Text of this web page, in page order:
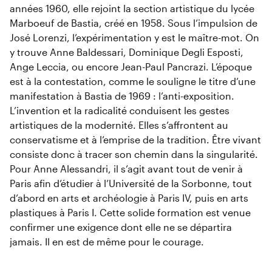
années 1960, elle rejoint la section artistique du lycée
Marboeuf de Bastia, créé en 1958. Sous l’impulsion de
José Lorenzi, l’expérimentation y est le maître-mot. On
y trouve Anne Baldessari, Dominique Degli Esposti,
Ange Leccia, ou encore Jean-Paul Pancrazi. L’époque
est à la contestation, comme le souligne le titre d’une
manifestation à Bastia de 1969 : l’anti-exposition.
L’invention et la radicalité conduisent les gestes
artistiques de la modernité. Elles s’affrontent au
conservatisme et à l’emprise de la tradition. Être vivant
consiste donc à tracer son chemin dans la singularité.
Pour Anne Alessandri, il s’agit avant tout de venir à
Paris afin d’étudier à l’Université de la Sorbonne, tout
d’abord en arts et archéologie à Paris IV, puis en arts
plastiques à Paris I. Cette solide formation est venue
confirmer une exigence dont elle ne se départira
jamais. Il en est de même pour le courage.